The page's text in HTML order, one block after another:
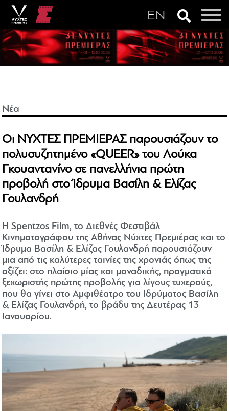
Νέα
Οι ΝΥΧΤΕΣ ΠΡΕΜΙΕΡΑΣ παρουσιάζουν το
πολυσυζητημένο «QUEER» του Λούκα
Γκουαντανίνο σε πανελλήνια πρώτη
προβολή στο Ίδρυμα Βασίλη & Ελίζας
Γουλανδρή
Η Spentzos Film, το Διεθνές Φεστιβάλ
Κινηματογράφου της Αθήνας Νύχτες Πρεμιέρας και το
Ίδρυμα Βασίλη & Ελίζας Γουλανδρή παρουσιάζουν
μια από τις καλύτερες ταινίες της χρονιάς όπως της
αξίζει: στο πλαίσιο μίας και μοναδικής, πραγματικά
ξεχωριστής πρώτης προβολής για λίγους τυχερούς,
που θα γίνει στο Αμφιθέατρο του Ιδρύματος Βασίλη
& Ελίζας Γουλανδρή, το βράδυ της Δευτέρας 13
Ιανουαρίου.